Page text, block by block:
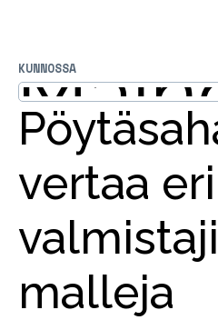
vertaa eri
malleja
KUNNOSSA